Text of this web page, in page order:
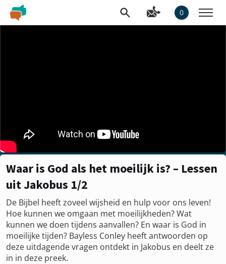
0
Waar is God als het moeilijk is? – Lessen
uit Jakobus 1/2
De Bijbel heeft zoveel wijsheid en hulp voor ons leven!
Hoe kunnen we omgaan met moeilijkheden? Wat
kunnen we doen tijdens aanvallen? En waar is God in
moeilijke tijden? Bayless Conley heeft antwoorden op
deze uitdagende vragen ontdekt in Jakobus en deelt ze
in in deze preek.